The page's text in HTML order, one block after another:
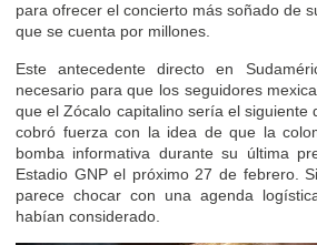
para ofrecer el concierto más soñado de
que se cuenta por millones.
Este antecedente directo en
necesario para que los seguidores
que el Zócalo capitalino sería el siguiente
cobró fuerza con la idea de que la
bomba informativa durante su última
Estadio GNP el próximo 27 de febrero.
parece chocar con una agenda
habían considerado.